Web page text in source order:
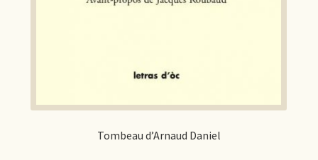
Tombeau d’Arnaud Daniel